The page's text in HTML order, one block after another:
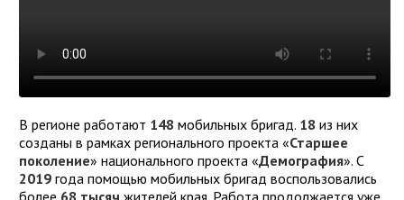
В регионе работают 148 мобильных бригад. 18 из них
созданы в рамках регионального проекта «Старшее
поколение» национального проекта «Демография». С
2019года помощью мобильных бригад воспользовались